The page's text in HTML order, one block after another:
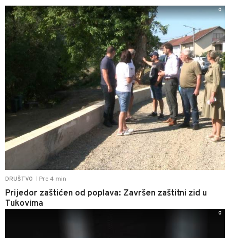
DRUŠTVO Pre 4 min
Prijedor zaštićen od poplava: Završen zaštitni zid u
Tukovima
0
0